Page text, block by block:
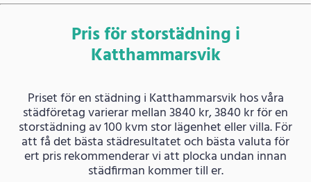
Pris för storstädning i
Katthammarsvik
Priset för en städning i Katthammarsvik hos våra
städföretag varierar mellan 3840 kr, 3840 kr för en
storstädning av 100 kvm stor lägenhet eller villa. För
att få det bästa städresultatet och bästa valuta för
ert pris rekommenderar vi att plocka undan innan
städfirman kommer till er.